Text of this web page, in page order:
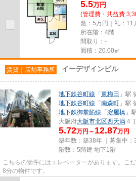
5.5万円
(管理費・共益費
敷：5万円｜礼：11
所在階：4階
間取り：-
面積：20.00㎡
賃貸｜店舗事務所 イーデザインビル
地下鉄谷町線 「 東梅田 」駅
地下鉄谷町線 「 南森町 」駅
地下鉄御堂筋線 「 淀屋橋 」
大阪府大阪市北区西天満 ４
5.72万円～ 12.87万円
築年数：築38年 ｜募集中：
階数：5階建 地下1階
こちらの物件にはエレベーターがあります。こ
8分の物件です。